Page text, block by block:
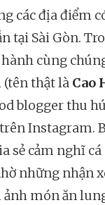
các địa điểm
tại Sài Gòn.
hành cùng
(tên thật là Cao
blogger thu
Instagram.
sẻ cảm nghĩ
những nhận
món ăn